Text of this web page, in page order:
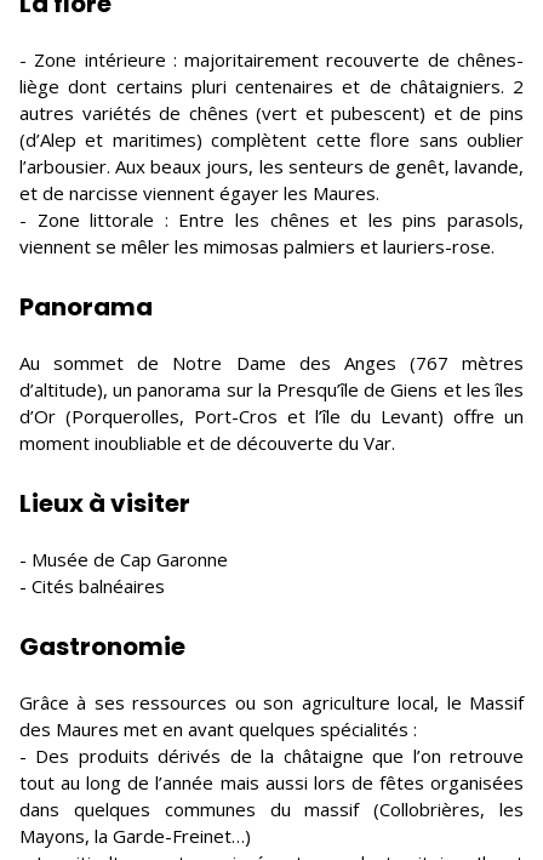
- Zone intérieure : majoritairement recouverte de chênes-
liège dont certains pluri centenaires et de châtaigniers. 2
autres variétés de chênes (vert et pubescent) et de pins
(d’Alep et maritimes) complètent cette flore sans oublier
l’arbousier. Aux beaux jours, les senteurs de genêt, lavande,
et de narcisse viennent égayer les Maures.
- Zone littorale : Entre les chênes et les pins parasols,
viennent se mêler les mimosas palmiers et lauriers-rose.
Panorama
Au sommet de Notre Dame des Anges (767 mètres
d’altitude), un panorama sur la Presqu’île de Giens et les îles
d’Or (Porquerolles, Port-Cros et l’île du Levant) offre un
moment inoubliable et de découverte du Var.
Lieux à visiter
- Musée de Cap Garonne
- Cités balnéaires
Gastronomie
Grâce à ses ressources ou son agriculture local, le Massif
des Maures met en avant quelques spécialités :
- Des produits dérivés de la châtaigne que l’on retrouve
tout au long de l’année mais aussi lors de fêtes organisées
dans quelques communes du massif (Collobrières, les
Mayons, la Garde-Freinet…)